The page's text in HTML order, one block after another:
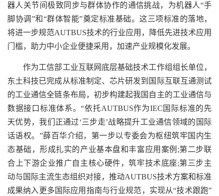
器人关节间极致同步与群体协作的通信挑战，为机器人“手
脚协调”和“群体智能”奠定标准基础。这三项标准的落地，
将进一步规范AUTBUS技术的行业应用，降低先进技术应用
门槛，助力中小企业便捷采用，加速产业规模化发展。
作为工信部工业互联网底层基础技术工作组组长单位，
东土科技已完成从标准制定、芯片研发到国际互联互通测试
的工业通信全链条布局，初步构建起我国自主的工业通信与
数据接口标准体系。“依托AUTBUS作为IEC国际标准的先
天优势，我们正通过‘三步走’战略提升工业通信领域的国际
话语权。”薛百华介绍，第一步以专委会为枢纽筑牢国内生
态基础，形成扎实的产业基本盘和丰富应用案例;第二步联
合上下游企业推广自主核心硬件，筑牢技术底座;第三步主
动与国际主流生态组织对接，推动AUTBUS技术方案和标准
成果纳入更多国际应用指南与行业规范，实现从“技术跟跑”